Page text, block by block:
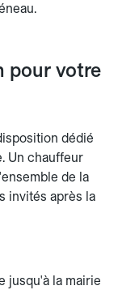
pour votre
dédié
Un chauffeur
de la
invités après la
jusqu'à la mairie